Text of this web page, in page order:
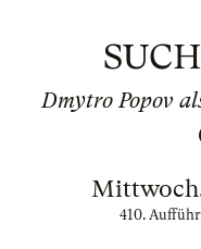
Dmytro Popov
410.